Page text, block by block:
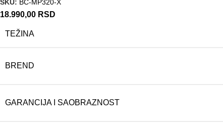
SKU: BC-MP320-X
18.990,00 RSD
TEŽINA
BREND
GARANCIJA I SAOBRAZNOST